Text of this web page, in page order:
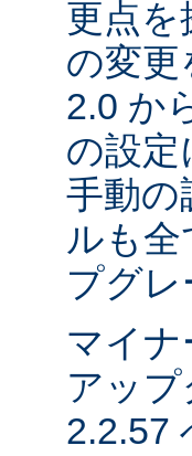
更点を
の変更
2.0 か
の設
手動の
ルも
プグ
マイ
アッ
2.2.57